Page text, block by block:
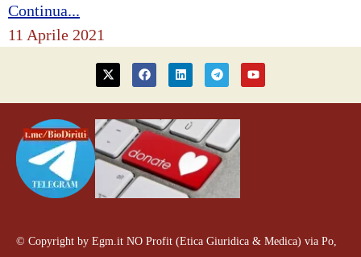
Continua...
11 Aprile 2021
© Copyright by Egm.it NO Profit (Etica Giuridica & Medica) via Po,